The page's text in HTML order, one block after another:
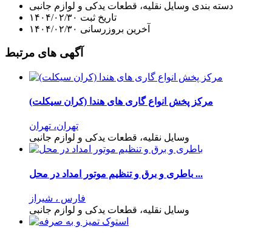
دسته بندی وسایل نقلیه، قطعات یدکی و لوازم جانبی
تاریخ ثبت ۱۴۰۴/۰۲/۳۰
آخرین بروزرسانی ۱۴۰۴/۰۲/۳۰
آگهی های مرتبط
مرکز پخش انواع گاری های هندا (کران سیکلت)
تهران، تهران
وسایل نقلیه، قطعات یدکی و لوازم جانبی
باطری و برق و تنظیم موتور امداد در محل ...
فارس ، شیراز
وسایل نقلیه، قطعات یدکی و لوازم جانبی